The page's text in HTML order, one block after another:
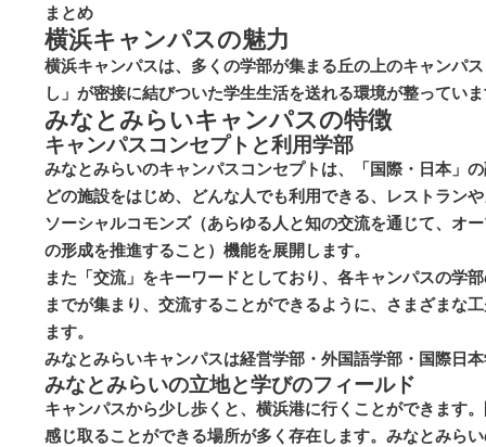
まとめ
横浜キャンパスの魅力
横浜キャンパスは、多くの学部が集まる丘の上のキャンパ
し」が密接に結びついた学生生活を送れる環境が整ってい
みなとみらいキャンパスの特徴
キャンパスコンセプトと利用学部
みなとみらいのキャンパスコンセプトは、「国際・日本」
どの施設をはじめ、どんな人でも利用できる、レストラン
ソーシャルコモンズ（あらゆる人と知の交流を通じて、オ
の形成を推進すること）機能を展開します。
また「交流」をキーワードとしており、各キャンパスの学
までが集まり、交流することができるように、さまざまな
ます。
みなとみらいキャンパスは経営学部・外国語学部・国際日
みなとみらいの立地と学びのフィールド
キャンパスから少し歩くと、横浜港に行くことができます
感じ取ることができる場所が多く存在します。みなとみら